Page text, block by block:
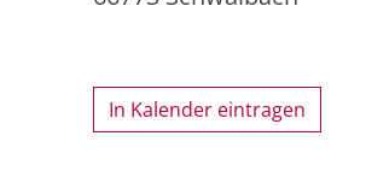
In Kalender eintragen